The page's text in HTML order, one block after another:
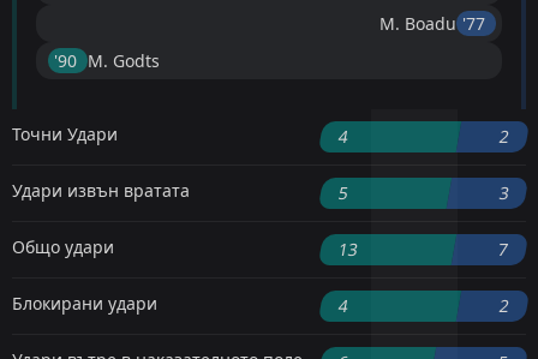
M. Boadu '77 ︎
'90 ︎ M. Godts
Точни Удари 4 2
Удари извън вратата 5 3
Общо удари 13 7
Блокирани удари 4 2